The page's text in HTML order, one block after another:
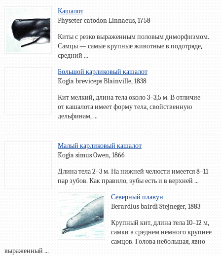
Кашалот
Physeter catodon Linnaeus, 1758
Киты с резко выраженным половым диморфизмом.
Самцы — самые крупные животные в подотряде,
средний ...
Большой карликовый кашалот
Kogia breviceps Blainville, 1838
Кит мелкий, длина тела около 3–3,5 м. В отличие
от кашалота имеет форму тела, свойственную
дельфинам, ...
Малый карликовый кашалот
Kogia simus Owen, 1866
Длина тела 2–3 м. На нижней челюсти имеется 8–11
пар зубов. Как правило, зубы есть и в верхней ...
Северный плавун
Berardius bairdi Stejneger, 1883
Крупный кит, длина тела 10–12 м,
самки в среднем немного крупнее
самцов. Голова небольшая, явно
выраженный ...